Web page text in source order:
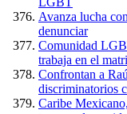
Avanza lucha
denunciar
Comunidad
trabaja en el
Confrontan a
discriminatorios
Caribe